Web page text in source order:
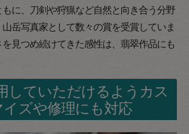
に、刀剣や狩猟など自然と向き合う分野
岳写真家として数々の賞を受賞していま
見つめ続けてきた感性は、翡翠作品にも
していただけるようカス
イズや修理にも対応